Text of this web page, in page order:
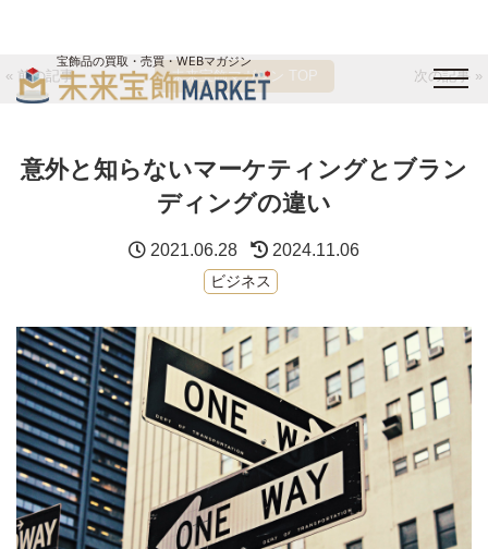
宝飾品の買取・売買・WEBマガジン
未来宝飾マガジン
運営会社
お問い合わせ
サイトマップ
« 前の記事 未来宝飾マガジン TOP 次の記事 »
意外と知らないマーケティングとブラン
ディングの違い
2021.06.28 2024.11.06
ビジネス